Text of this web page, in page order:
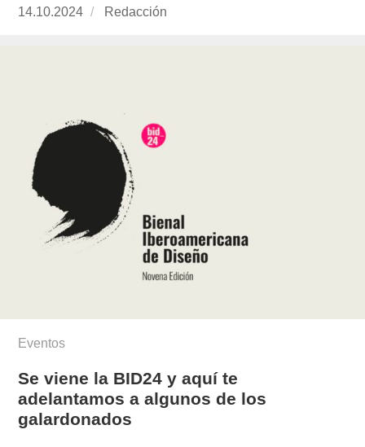
Publicado
14.10.2024 https://www.experimenta.es/author/redaccion/
Redacción
Eventos
Se viene la BID24 y aquí te
adelantamos a algunos de los
galardonados